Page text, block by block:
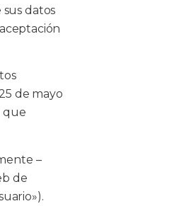
datos
de mayo
que
–
de